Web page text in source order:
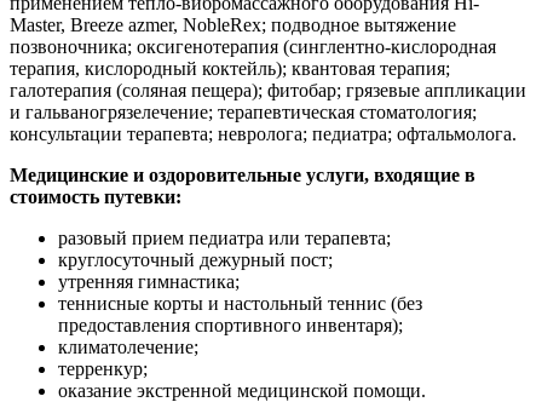
Master, Breeze azmer, NobleRex; подводное вытяжение
позвоночника; оксигенотерапия (синглентно-кислородная
терапия, кислородный коктейль); квантовая терапия;
галотерапия (соляная пещера); фитобар; грязевые аппликации
и гальваногрязелечение; терапевтическая стоматология;
консультации терапевта; невролога; педиатра; офтальмолога.
Медицинские и оздоровительные услуги, входящие в
стоимость путевки:
разовый прием педиатра или терапевта;
круглосуточный дежурный пост;
утренняя гимнастика;
теннисные корты и настольный теннис (без
предоставления спортивного инвентаря);
климатолечение;
терренкур;
оказание экстренной медицинской помощи.